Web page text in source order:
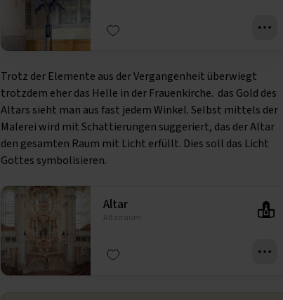
Trotz der Elemente aus der Vergangenheit überwiegt
trotzdem eher das Helle in der Frauenkirche. das Gold des
Altars sieht man aus fast jedem Winkel. Selbst mittels der
Malerei wird mit Schattierungen suggeriert, das der Altar
den gesamten Raum mit Licht erfüllt. Dies soll das Licht
Gottes symbolisieren.
Altar
Altarraum